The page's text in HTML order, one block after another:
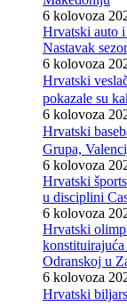
6 kolovoza
Hrvatski auto i
Nastavak
6 kolovoza
Hrvatski
pokazale su
6 kolovoza
Hrvatski
Grupa,
6 kolovoza
Hrvatski
u disciplini
6 kolovoza
Hrvatski
Odranskoj u
6 kolovoza
Hrvatski